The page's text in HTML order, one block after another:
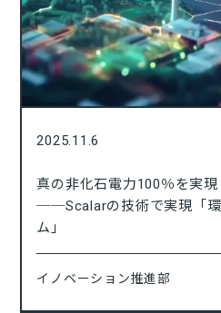
2025.11.6
真の非化石電力100％を実現
──Scalarの技術で実現「環
ム」
イノベーション推進部